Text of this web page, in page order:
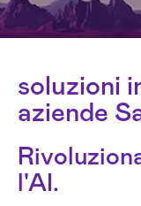
soluzioni
aziende
l'AI.